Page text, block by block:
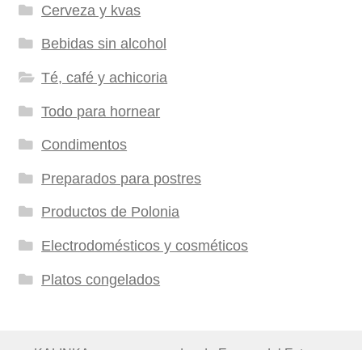
Cerveza y kvas
Bebidas sin alcohol
Té, café y achicoria
Todo para hornear
Condimentos
Preparados para postres
Productos de Polonia
Electrodomésticos y cosméticos
Platos congelados